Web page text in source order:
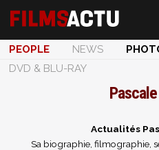
PEOPLE NEWS
DVD & BLU-RAY
Actualités
Sa biographie, filmographie,